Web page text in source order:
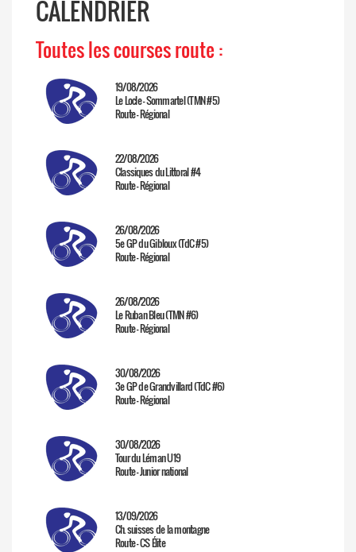
CALENDRIER
Toutes les courses route :
19/08/2026
Le Locle - Sommartel (TMN #5)
Route - Régional
22/08/2026
Classiques du Littoral #4
Route - Régional
26/08/2026
5e GP du Gibloux (TdC #5)
Route - Régional
26/08/2026
Le Ruban Bleu (TMN #6)
Route - Régional
30/08/2026
3e GP de Grandvillard (TdC #6)
Route - Régional
30/08/2026
Tour du Léman U19
Route - Junior national
13/09/2026
Ch. suisses de la montagne
Route - CS Élite